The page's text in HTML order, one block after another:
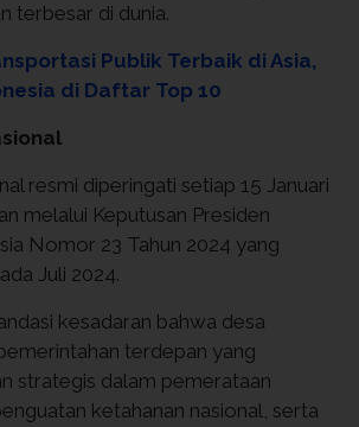
terbesar di dunia.
Publik Terbaik di Asia,
di Daftar Top 10
resmi diperingati setiap 15 Januari
melalui Keputusan Presiden
Nomor 23 Tahun 2024 yang
Juli 2024.
kesadaran bahwa desa
terdepan yang
strategis dalam pemerataan
ketahanan nasional, serta